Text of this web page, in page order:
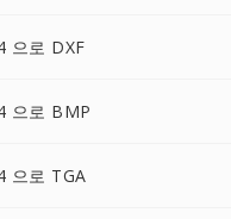
으로 DXF
으로 BMP
으로 TGA